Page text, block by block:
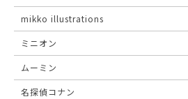
mikko illustrations
ミニオン
ムーミン
名探偵コナン